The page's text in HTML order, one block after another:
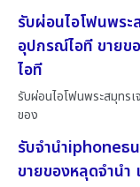
รับผ่อนไอโฟนพระ
อุปกรณ์ไอที ขายข
ไอที
รับผ่อนไอโฟนพระสมุทรเ
ของ
รับจำนำiphoneธ
ขายของหลุดจำน